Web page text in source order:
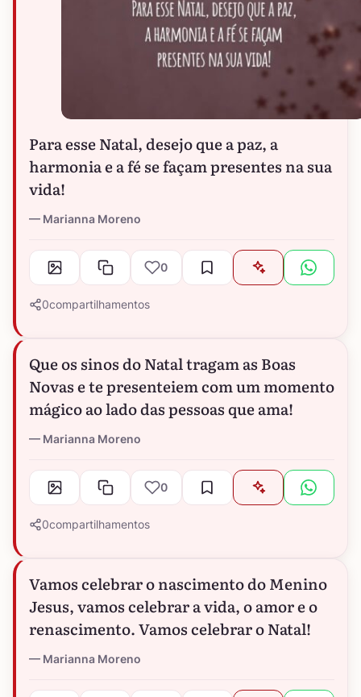
Para esse Natal, desejo que a paz, a
harmonia e a fé se façam presentes na sua
vida!
Marianna Moreno
0
0compartilhamentos
Que os sinos do Natal tragam as Boas
Novas e te presenteiem com um momento
mágico ao lado das pessoas que ama!
Marianna Moreno
0
0compartilhamentos
Vamos celebrar o nascimento do Menino
Jesus, vamos celebrar a vida, o amor e o
renascimento. Vamos celebrar o Natal!
Marianna Moreno